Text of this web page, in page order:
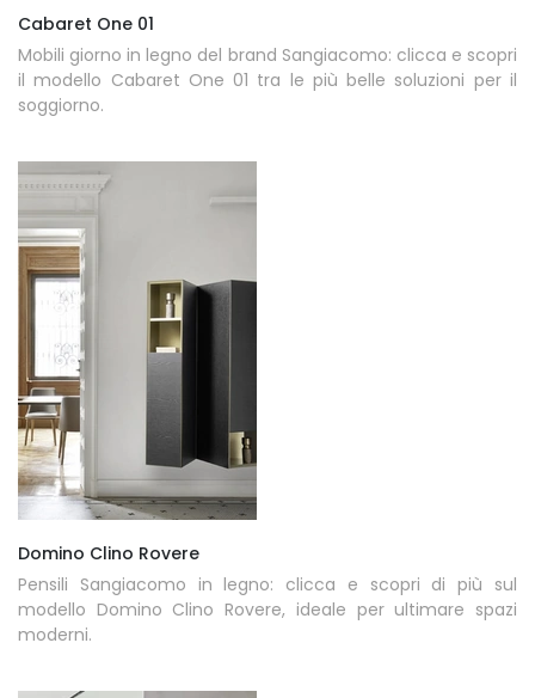
Cabaret One 01
Mobili giorno in legno del brand Sangiacomo: clicca e scopri
il modello Cabaret One 01 tra le più belle soluzioni per il
soggiorno.
Domino Clino Rovere
Pensili Sangiacomo in legno: clicca e scopri di più sul
modello Domino Clino Rovere, ideale per ultimare spazi
moderni.